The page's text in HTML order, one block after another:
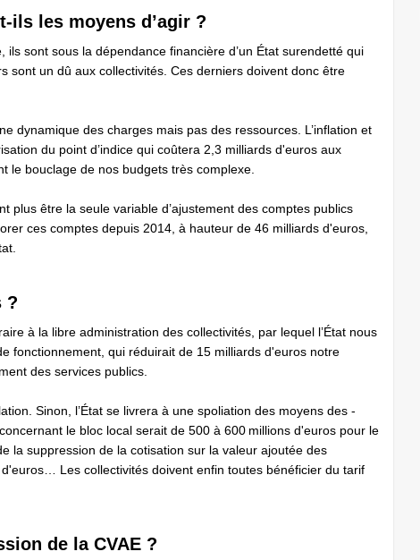
ils les moyens d’agir ?
sont sous la dépendance financière d’un État surendetté qui
sont un dû aux collectivités. Ces derniers doivent donc être
dynamique des charges mais pas des ressources. L’inflation et
du point d’indice qui coûtera 2,3 milliards d'euros aux
le bouclage de nos budgets très complexe.
plus être la seule variable d’ajustement des comptes publics
ces comptes depuis 2014, à hauteur de 46 milliards d'euros,
?
à la libre administration des collectivités, par lequel l’État nous
fonctionnement, qui réduirait de 15 milliards d'euros notre
des services publics.
Sinon, l’État se livrera à une spoliation des moyens des
le bloc local serait de 500 à 600 millions d'euros pour le
la suppression de la cotisation sur la valeur ajoutée des
Les collectivités doivent enfin toutes bénéficier du tarif
de la CVAE ?